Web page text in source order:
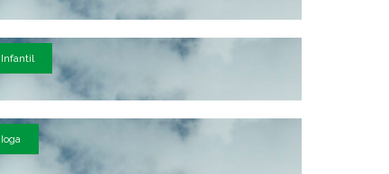
Infantil
Ioga